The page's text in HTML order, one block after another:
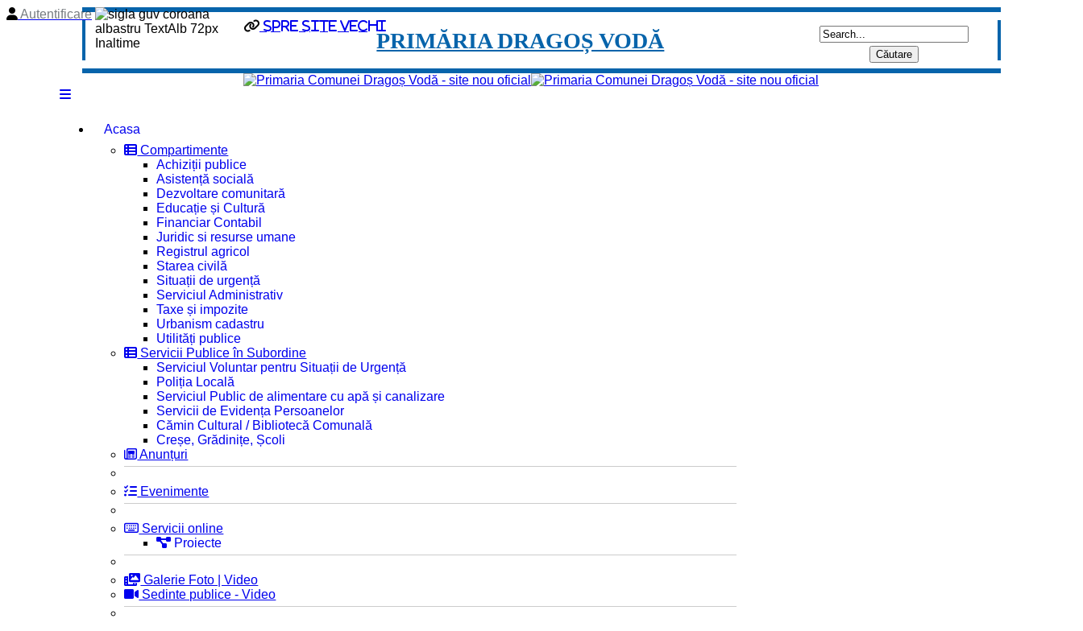
spre site vechi
Autentificare
PRIMĂRIA DRAGOȘ VODĂ
Acasa
Compartimente
Achiziții publice
Asistență socială
Dezvoltare comunitară
Educație și Cultură
Financiar Contabil
Juridic si resurse umane
Registrul agricol
Starea civilă
Situații de urgență
Serviciul Administrativ
Taxe și impozite
Urbanism cadastru
Utilități publice
Servicii Publice în Subordine
Serviciul Voluntar pentru Situații de Urgență
Poliția Locală
Serviciul Public de alimentare cu apă și canalizare
Servicii de Evidența Persoanelor
Cămin Cultural / Bibliotecă Comunală
Creșe, Grădinițe, Școli
Anunțuri
Evenimente
Servicii online
Proiecte
Galerie Foto | Video
Sedinte publice - Video